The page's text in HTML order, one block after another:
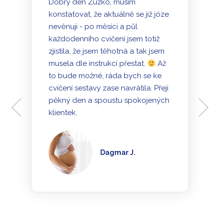
Dobrý den Zuzko, musím
konstatovat, že aktuálně se již józe
nevěnuji - po měsíci a půl
každodenního cvičení jsem totiž
zjistila, že jsem těhotná a tak jsem
musela dle instrukcí přestat.
Až
to bude možné, ráda bych se ke
cvičení sestavy zase navrátila. Přeji
pěkný den a spoustu spokojených
klientek.
Dagmar J.